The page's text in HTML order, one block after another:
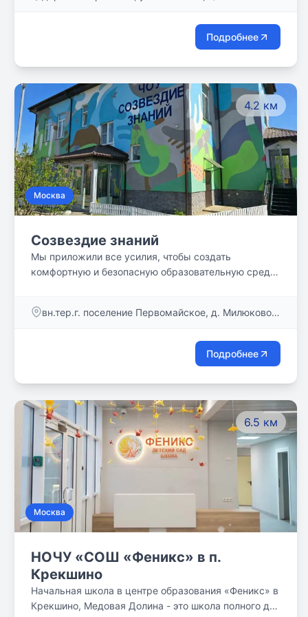
применять полученные знания на практике
позволят нашим ученикам находить решения в
Подробнее
4.2 км
Москва
Созвездие знаний
Мы приложили все усилия, чтобы создать
комфортную и безопасную образовательную среду
вн.тер.г. поселение Первомайское, д. Милюково,
Подробнее
6.5 км
Москва
НОЧУ «СОШ «Феникс» в п.
Крекшино
Начальная школа в центре образования «Феникс» в
Крекшино, Медовая Долина - это школа полного дня